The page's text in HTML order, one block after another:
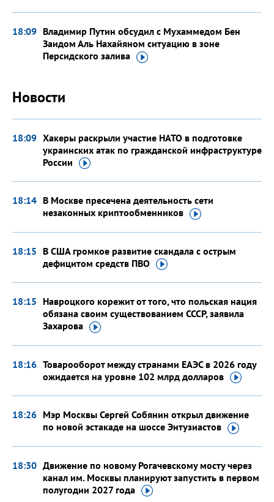
18:09 Владимир Путин обсудил с Мухаммедом Бен
Заидом Аль Нахайяном ситуацию в зоне
Персидского залива
Новости
18:09 Хакеры раскрыли участие НАТО в подготовке
украинских атак по гражданской инфраструктуре
России
18:14 В Москве пресечена деятельность сети
незаконных криптообменников
18:15 В США громкое развитие скандала с острым
дефицитом средств ПВО
18:15 Навроцкого корежит от того, что польская нация
обязана своим существованием СССР, заявила
Захарова
18:16 Товарооборот между странами ЕАЭС в 2026 году
ожидается на уровне 102 млрд долларов
18:26 Мэр Москвы Сергей Собянин открыл движение
по новой эстакаде на шоссе Энтузиастов
18:30 Движение по новому Рогачевскому мосту через
канал им. Москвы планируют запустить в первом
полугодии 2027года